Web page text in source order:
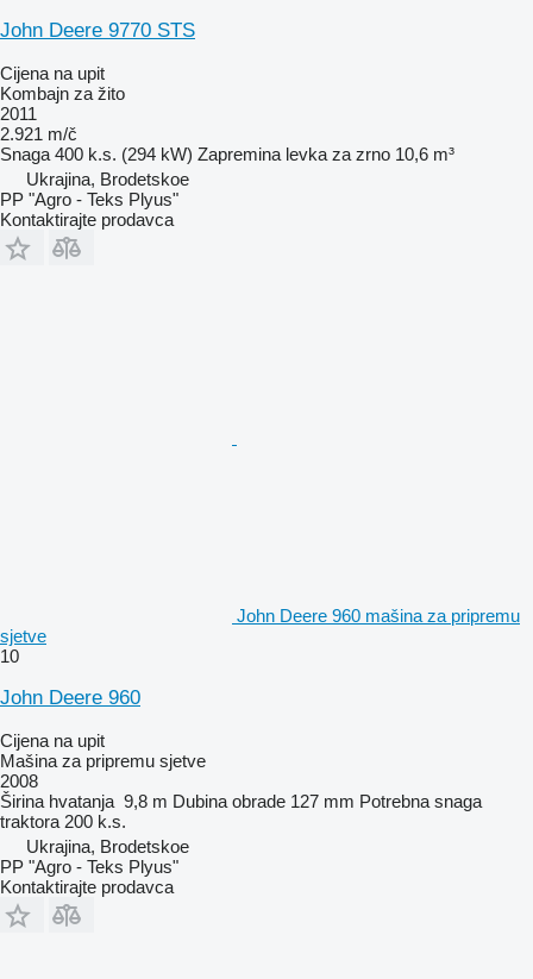
John Deere 9770 STS
Cijena na upit
Kombajn za žito
2011
2.921 m/č
Snaga 400 k.s. (294 kW) Zapremina levka za zrno 10,6 m³
Ukrajina, Brodetskoe
PP "Agro - Teks Plyus"
Kontaktirajte prodavca
John Deere 960 mašina za pripremu
sjetve
10
John Deere 960
Cijena na upit
Mašina za pripremu sjetve
2008
Širina hvatanja 9,8 m Dubina obrade 127 mm Potrebna snaga
traktora 200 k.s.
Ukrajina, Brodetskoe
PP "Agro - Teks Plyus"
Kontaktirajte prodavca